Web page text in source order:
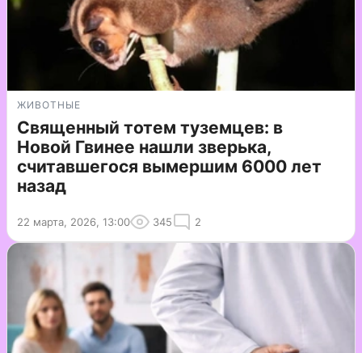
ЖИВОТНЫЕ
Священный тотем туземцев: в
Новой Гвинее нашли зверька,
считавшегося вымершим 6000 лет
назад
22 марта, 2026, 13:00 345 2